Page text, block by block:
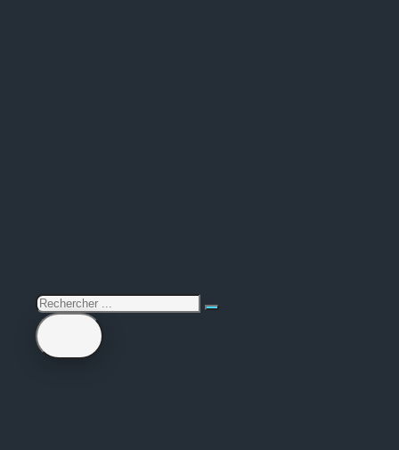
rechercher